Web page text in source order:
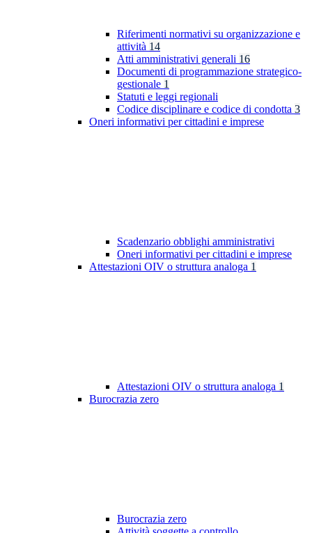
Riferimenti normativi su organizzazione e
attività 14
Atti amministrativi generali 16
Documenti di programmazione strategico-
gestionale 1
Statuti e leggi regionali
Codice disciplinare e codice di condotta 3
Oneri informativi per cittadini e imprese
Scadenzario obblighi amministrativi
Oneri informativi per cittadini e imprese
Attestazioni OIV o struttura analoga 1
Attestazioni OIV o struttura analoga 1
Burocrazia zero
Burocrazia zero